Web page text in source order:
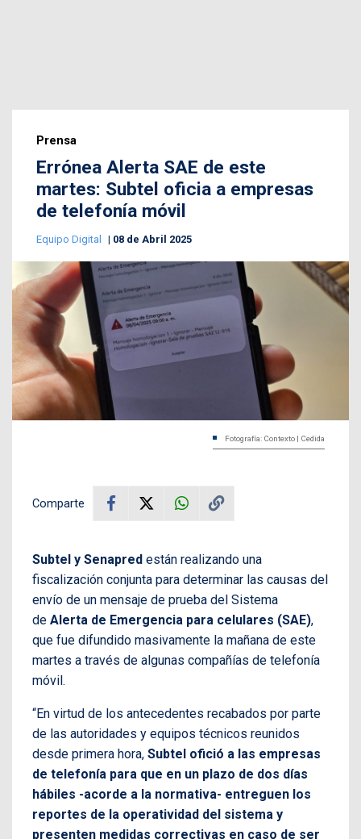
Prensa
Errónea Alerta SAE de este
martes: Subtel oficia a empresas
de telefonía móvil
Equipo Digital 08 de Abril 2025
Fotografía: Contexto | Cedida
Comparte
Subtel y Senapred están realizando una
fiscalización conjunta para determinar las causas del
envío de un mensaje de prueba del Sistema
de Alerta de Emergencia para celulares (SAE),
que fue difundido masivamente la mañana de este
martes a través de algunas compañías de telefonía
móvil.
“En virtud de los antecedentes recabados por parte
de las autoridades y equipos técnicos reunidos
desde primera hora, Subtel ofició a las empresas
de telefonía para que en un plazo de dos días
hábiles -acorde a la normativa- entreguen los
reportes de la operatividad del sistema y
presenten medidas correctivas en caso de ser